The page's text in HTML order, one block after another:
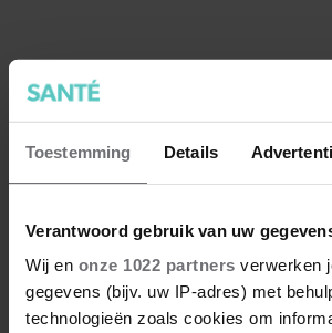
Toestemming Details
Verantwoord gebruik van uw
Wij en onze 1022 partners verwerken
gegevens (bijv. uw IP-adres) met
technologieën zoals cookies om